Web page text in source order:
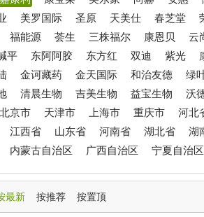
美罗国际 圣原 天美仕 春芝堂
福能源 荟生 三株福尔 康恩贝
云
平
东阿阿胶 东方红 双迪 紫光
金诃藏药 金天国际 和治友德
绿
清晨生物 吉美生物 益宝生物
沃
北京市 天津市 上海市 重庆市
河北
江西省 山东省 河南省 湖北省
湖
内蒙古自治区 广西自治区 宁夏自治区
最新 按推荐 按置顶